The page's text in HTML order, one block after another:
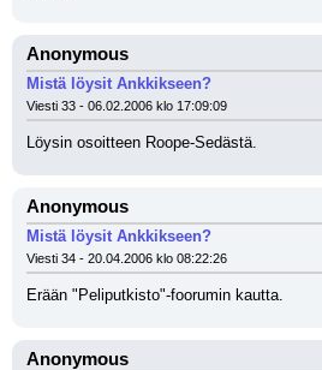
Anonymous
Mistä löysit Ankkikseen?
Viesti 33 - 06.02.2006 klo 17:09:09
Löysin osoitteen Roope-Sedästä.
Anonymous
Mistä löysit Ankkikseen?
Viesti 34 - 20.04.2006 klo 08:22:26
Erään "Peliputkisto"-foorumin kautta.
Anonymous